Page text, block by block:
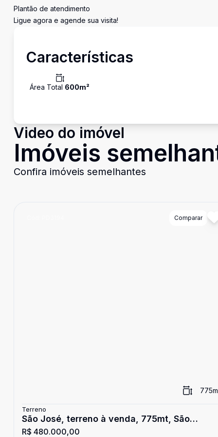
Plantão de atendimento
Ligue agora e agende sua visita!
Características
Área Total 600m²
Video do imóvel
Imóveis
Confira imóveis semelhantes
Comparar
775
Terreno
São José, terreno à venda, 775mt, São
Sebastião - DF
R$ 480.000,00